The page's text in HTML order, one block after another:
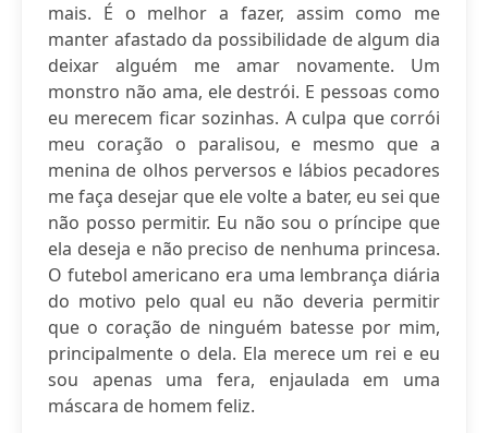
mais. É o melhor a fazer, assim como me
manter afastado da possibilidade de algum dia
deixar alguém me amar novamente. Um
monstro não ama, ele destrói. E pessoas como
eu merecem ficar sozinhas. A culpa que corrói
meu coração o paralisou, e mesmo que a
menina de olhos perversos e lábios pecadores
me faça desejar que ele volte a bater, eu sei que
não posso permitir. Eu não sou o príncipe que
ela deseja e não preciso de nenhuma princesa.
O futebol americano era uma lembrança diária
do motivo pelo qual eu não deveria permitir
que o coração de ninguém batesse por mim,
principalmente o dela. Ela merece um rei e eu
sou apenas uma fera, enjaulada em uma
máscara de homem feliz.